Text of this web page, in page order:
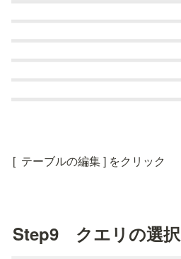
[  テーブルの編集 ] をクリック
Step9　クエリの選択